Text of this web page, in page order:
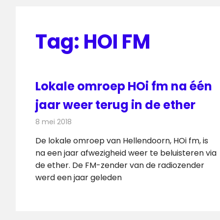
Tag: HOI FM
Lokale omroep HOi fm na één
jaar weer terug in de ether
8 mei 2018
De lokale omroep van Hellendoorn, HOi fm, is
na een jaar afwezigheid weer te beluisteren via
de ether. De FM-zender van de radiozender
werd een jaar geleden